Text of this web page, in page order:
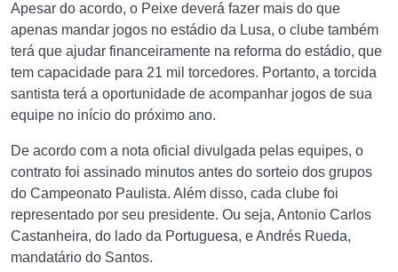
Apesar do acordo, o Peixe deverá fazer mais do que
apenas mandar jogos no estádio da Lusa, o clube também
terá que ajudar financeiramente na reforma do estádio, que
tem capacidade para 21 mil torcedores. Portanto, a torcida
santista terá a oportunidade de acompanhar jogos de sua
equipe no início do próximo ano.
De acordo com a nota oficial divulgada pelas equipes, o
contrato foi assinado minutos antes do sorteio dos grupos
do Campeonato Paulista. Além disso, cada clube foi
representado por seu presidente. Ou seja, Antonio Carlos
Castanheira, do lado da Portuguesa, e Andrés Rueda,
mandatário do Santos.